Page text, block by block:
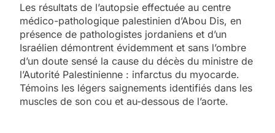
Les résultats de l’autopsie effectuée au centre
médico-pathologique palestinien d’Abou Dis, en
présence de pathologistes jordaniens et d’un
Israélien démontrent évidemment et sans l’ombre
d’un doute sensé la cause du décès du ministre de
l’Autorité Palestinienne : infarctus du myocarde.
Témoins les légers saignements identifiés dans les
muscles de son cou et au-dessous de l’aorte.